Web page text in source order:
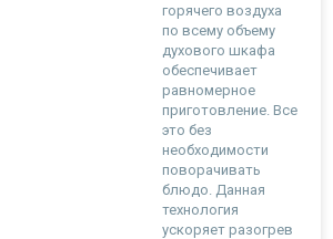
горячего воздуха
по всему объему
духового шкафа
обеспечивает
равномерное
приготовление. Все
это без
необходимости
поворачивать
блюдо. Данная
технология
ускоряет разогрев